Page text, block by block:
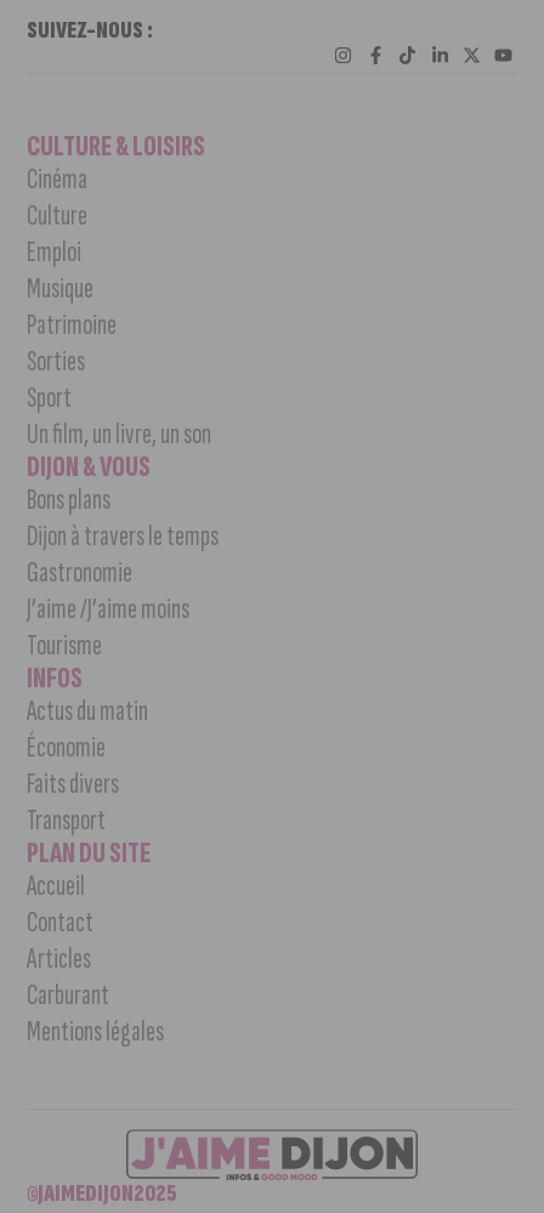
SUIVEZ-NOUS :
CULTURE & LOISIRS
Cinéma
Culture
Emploi
Musique
Patrimoine
Sorties
Sport
Un film, un livre, un son
DIJON & VOUS
Bons plans
Dijon à travers le temps
Gastronomie
J’aime /J’aime moins
Tourisme
INFOS
Actus du matin
Économie
Faits divers
Transport
PLAN DU SITE
Accueil
Contact
Articles
Carburant
Mentions légales
©JAIMEDIJON2025